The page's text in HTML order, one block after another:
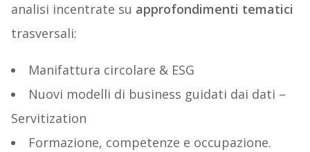
analisi incentrate su approfondimenti tematici
trasversali:
Manifattura circolare & ESG
Nuovi modelli di business guidati dai dati –
Servitization
Formazione, competenze e occupazione.